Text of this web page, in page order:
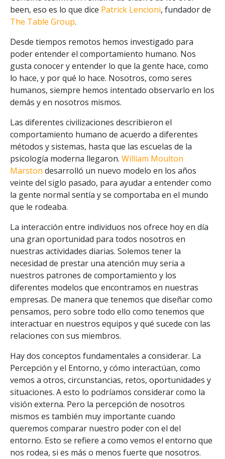
been, eso es lo que dice Patrick Lencioni, fundador de
The Table Group.
Desde tiempos remotos hemos investigado para
poder entender el comportamiento humano. Nos
gusta conocer y entender lo que la gente hace, como
lo hace, y por qué lo hace. Nosotros, como seres
humanos, siempre hemos intentado observarlo en los
demás y en nosotros mismos.
Las diferentes civilizaciones describieron el
comportamiento humano de acuerdo a diferentes
métodos y sistemas, hasta que las escuelas de la
psicología moderna llegaron. William Moulton
Marston desarrolló un nuevo modelo en los años
veinte del siglo pasado, para ayudar a entender como
la gente normal sentía y se comportaba en el mundo
que le rodeaba.
La interacción entre individuos nos ofrece hoy en día
una gran oportunidad para todos nosotros en
nuestras actividades diarias. Solemos tener la
necesidad de prestar una atención muy seria a
nuestros patrones de comportamiento y los
diferentes modelos que encontramos en nuestras
empresas. De manera que tenemos que diseñar como
pensamos, pero sobre todo ello como tenemos que
interactuar en nuestros equipos y qué sucede con las
relaciones con sus miembros.
Hay dos conceptos fundamentales a considerar. La
Percepción y el Entorno, y cómo interactúan, como
vemos a otros, circunstancias, retos, oportunidades y
situaciones. A esto lo podríamos considerar como la
visión externa. Pero la percepción de nosotros
mismos es también muy importante cuando
queremos comparar nuestro poder con el del
entorno. Esto se refiere a como vemos el entorno que
nos rodea, si es más o menos fuerte que nosotros.